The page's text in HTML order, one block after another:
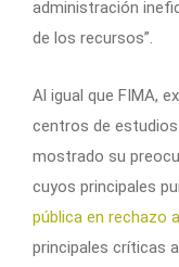
administración
de los recursos”.
Al igual que FIMA,
centros de
mostrado su
cuyos principales
pública en rechazo
principales críticas